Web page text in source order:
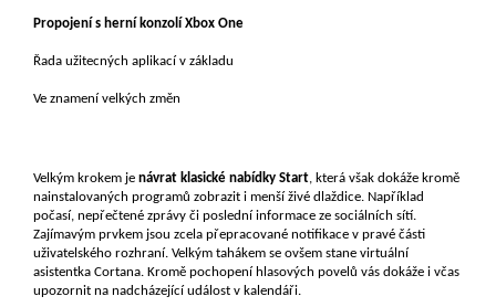
Propojení s herní konzolí Xbox One
Řada užitecných aplikací v základu
Ve znamení velkých změn
Velkým krokem je návrat klasické nabídky Start, která však dokáže kromě
nainstalovaných programů zobrazit i menší živé dlaždice. Například
počasí, nepřečtené zprávy či poslední informace ze sociálních sítí.
Zajímavým prvkem jsou zcela přepracované notifikace v pravé části
uživatelského rozhraní. Velkým tahákem se ovšem stane virtuální
asistentka Cortana. Kromě pochopení hlasových povelů vás dokáže i včas
upozornit na nadcházející událost v kalendáři.